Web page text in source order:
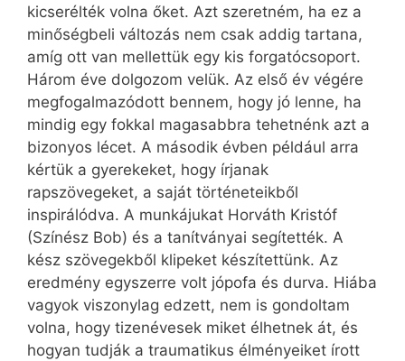
kicserélték volna őket. Azt szeretném, ha ez a
minőségbeli változás nem csak addig tartana,
amíg ott van mellettük egy kis forgatócsoport.
Három éve dolgozom velük. Az első év végére
megfogalmazódott bennem, hogy jó lenne, ha
mindig egy fokkal magasabbra tehetnénk azt a
bizonyos lécet. A második évben például arra
kértük a gyerekeket, hogy írjanak
rapszövegeket, a saját történeteikből
inspirálódva. A munkájukat Horváth Kristóf
(Színész Bob) és a tanítványai segítették. A
kész szövegekből klipeket készítettünk. Az
eredmény egyszerre volt jópofa és durva. Hiába
vagyok viszonylag edzett, nem is gondoltam
volna, hogy tizenévesek miket élhetnek át, és
hogyan tudják a traumatikus élményeiket írott